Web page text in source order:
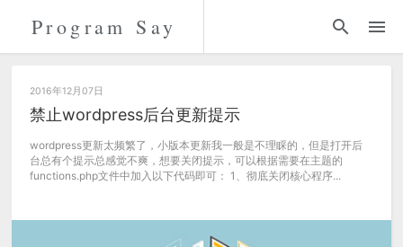
Program Say 代码
2016年12月07日
禁止wordpress后台更新提示
wordpress更新太频繁了，小版本更新我一般是不理睬的，但是打开后
台总有个提示总感觉不爽，想要关闭提示，可以根据需要在主题的
functions.php文件中加入以下代码即可： 1、彻底关闭核心程序...